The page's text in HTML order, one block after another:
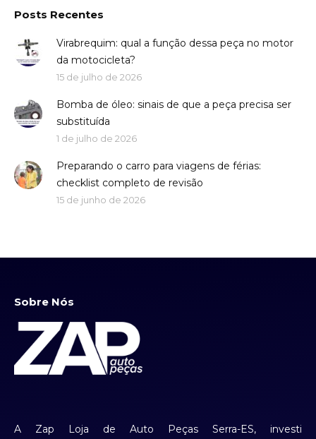
Posts Recentes
Virabrequim: qual a função dessa peça no motor
da motocicleta?
15 de julho de 2026
Bomba de óleo: sinais de que a peça precisa ser
substituída
1 de julho de 2026
Preparando o carro para viagens de férias:
checklist completo de revisão
15 de junho de 2026
Sobre Nós
A Zap Loja de Auto Peças Serra-ES, investi